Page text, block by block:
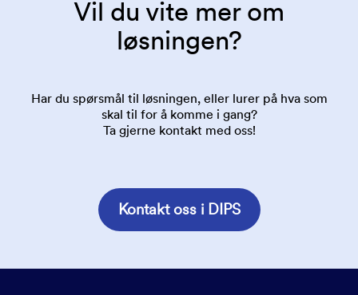
Vil du vite mer om
løsningen?
Har du spørsmål til løsningen, eller lurer på hva som
skal til for å komme i gang?
Ta gjerne kontakt med oss!
Kontakt oss i DIPS